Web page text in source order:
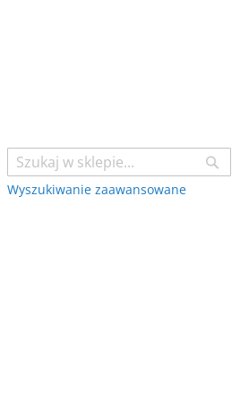
Wyszukiwanie zaawansowane
Twój koszyk